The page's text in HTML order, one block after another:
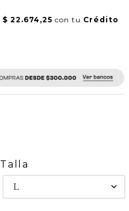
$ 22.674,25 con tu Crédito
Talla
L